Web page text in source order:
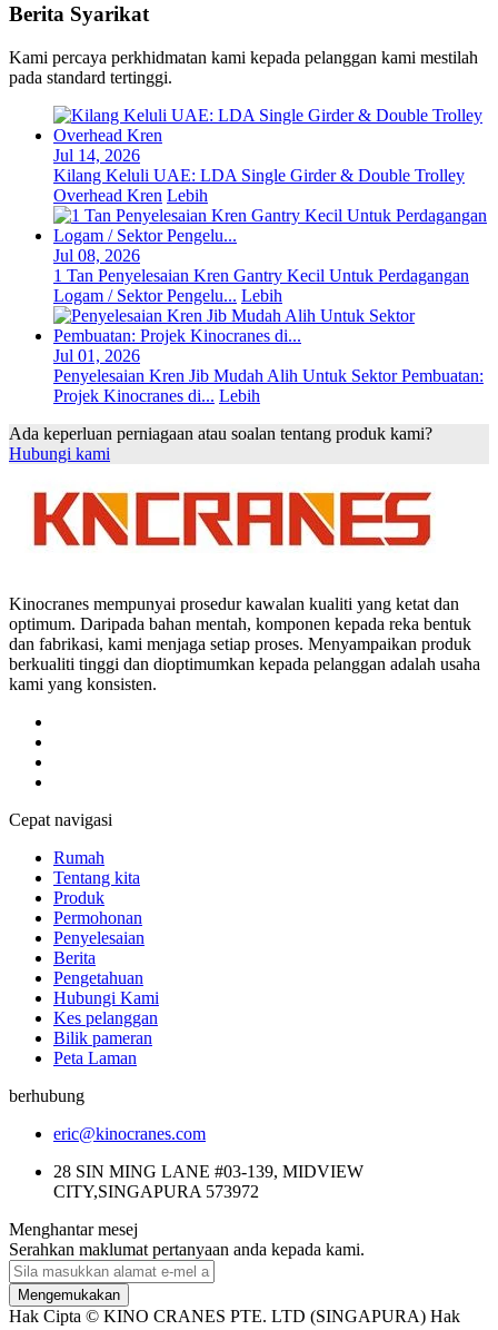
Berita Syarikat
Kami percaya perkhidmatan kami kepada pelanggan kami mestilah
pada standard tertinggi.
Jul 14, 2026
Kilang Keluli UAE: LDA Single Girder & Double Trolley
Overhead Kren Lebih
Jul 08, 2026
1 Tan Penyelesaian Kren Gantry Kecil Untuk Perdagangan
Logam / Sektor Pengelu... Lebih
Jul 01, 2026
Penyelesaian Kren Jib Mudah Alih Untuk Sektor Pembuatan:
Projek Kinocranes di... Lebih
Ada keperluan perniagaan atau soalan tentang produk kami?
Hubungi kami
Kinocranes mempunyai prosedur kawalan kualiti yang ketat dan
optimum. Daripada bahan mentah, komponen kepada reka bentuk
dan fabrikasi, kami menjaga setiap proses. Menyampaikan produk
berkualiti tinggi dan dioptimumkan kepada pelanggan adalah usaha
kami yang konsisten.
Cepat navigasi
Rumah
Tentang kita
Produk
Permohonan
Penyelesaian
Berita
Pengetahuan
Hubungi Kami
Kes pelanggan
Bilik pameran
Peta Laman
berhubung
eric@kinocranes.com
28 SIN MING LANE #03-139, MIDVIEW
CITY,SINGAPURA 573972
Menghantar mesej
Serahkan maklumat pertanyaan anda kepada kami.
Mengemukakan
Hak Cipta © KINO CRANES PTE. LTD (SINGAPURA) Hak